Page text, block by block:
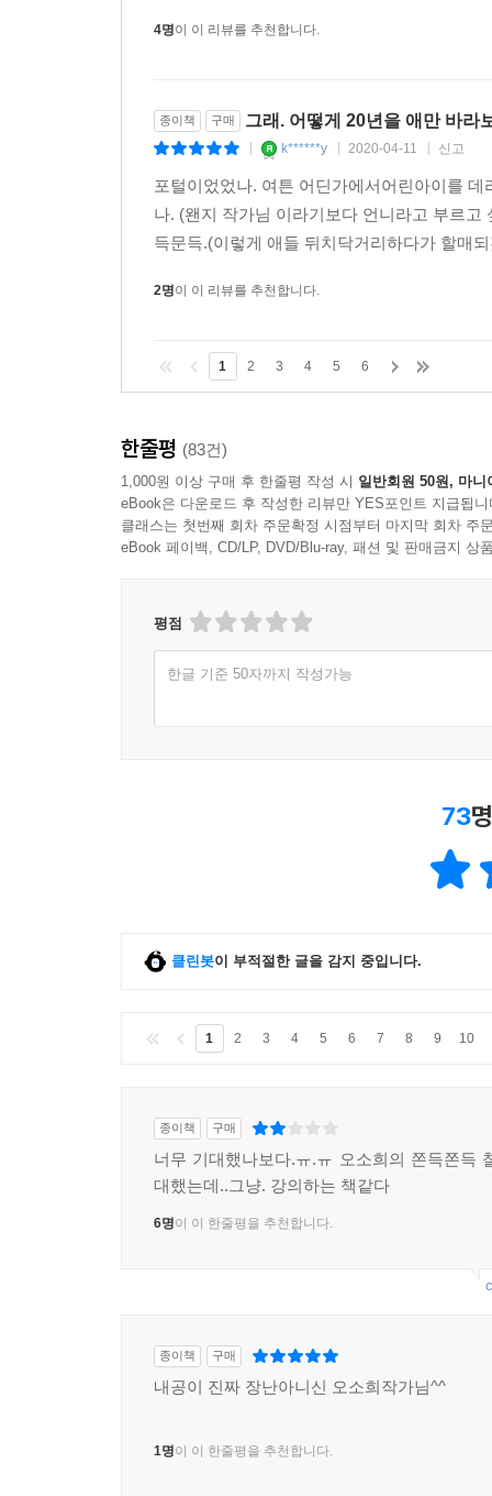
4명이 이 리뷰를 추천합니다.
종이책 구매 그래. 어떻게 20년을 애만 바라
k******y 2020-04-11 신고
포털이었었나. 여튼 어딘가에서어린아이를
나. (왠지 작가님 이라기보다 언니라고 부르
득문득.(이렇게 애들 뒤치닥거리하다가 할매
2명이 이 리뷰를 추천합니다.
1 2 3 4 5 6
한줄평 (83건)
1,000원 이상 구매 후 한줄평 작성 시 일반회원 50원, 마니
eBook은 다운로드 후 작성한 리뷰만 YES포인트 지급됩니
클래스는 첫번째 회차 주문확정 시점부터 마지막 회차 주
eBook 페이백, CD/LP, DVD/Blu-ray, 패션 및 판매금지 상
평점
한글 기준 50자까지 작성가능
73
클린봇이 부적절한 글을 감지 중입니다.
1 2 3 4 5 6 7 8 9 10
종이책 구매
너무 기대했나보다.ㅠ.ㅠ 오소희의 쫀득쫀득
대했는데..그냥. 강의하는 책같다
6명이 이 한줄평을 추천합니다.
종이책 구매
내공이 진짜 장난아니신 오소희작가님^^
1명이 이 한줄평을 추천합니다.